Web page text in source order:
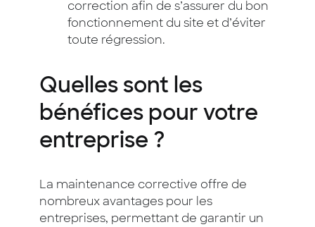
correction afin de s’assurer du bon
fonctionnement du site et d’éviter
toute régression.
Quelles sont les
bénéfices pour votre
entreprise ?
La maintenance corrective offre de
nombreux avantages pour les
entreprises, permettant de garantir un